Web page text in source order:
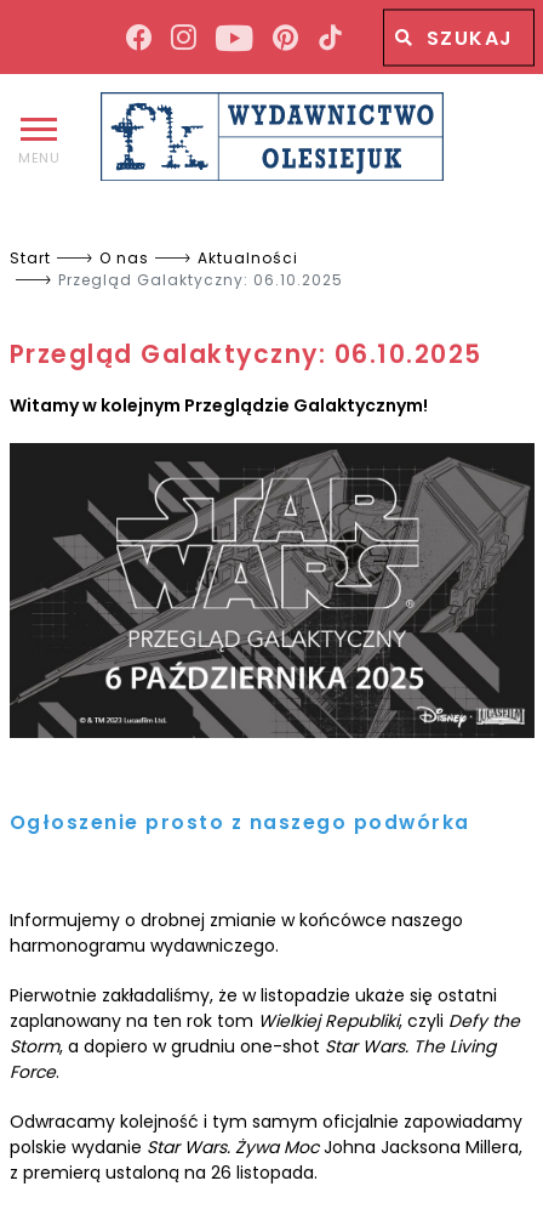
Wyszukiwana fraza
MENU
Start O nas
Aktualności
Przegląd Galaktyczny: 06.10.2025
Przegląd Galaktyczny: 06.10.2025
Witamy w kolejnym Przeglądzie Galaktycznym!
Ogłoszenie prosto z naszego podwórka
Informujemy o drobnej zmianie w końcówce naszego
harmonogramu wydawniczego.
Pierwotnie zakładaliśmy, że w listopadzie ukaże się ostatni
zaplanowany na ten rok tom Wielkiej Republiki, czyli Defy the
Storm, a dopiero w grudniu one-shot Star Wars. The Living
Force.
Odwracamy kolejność i tym samym oficjalnie zapowiadamy
polskie wydanie Star Wars. Żywa MocJohna Jacksona Millera,
z premierą ustaloną na 26 listopada.